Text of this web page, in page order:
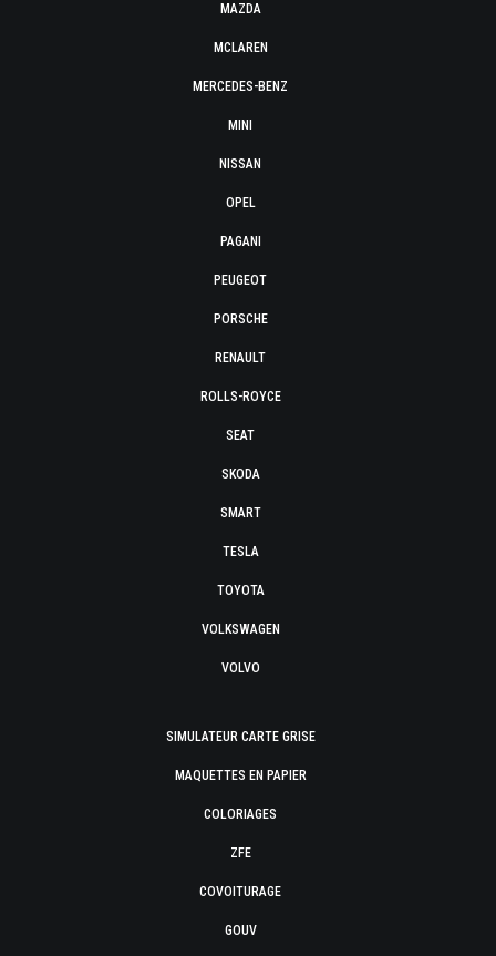
MAZDA
MCLAREN
MERCEDES-BENZ
MINI
NISSAN
OPEL
PAGANI
PEUGEOT
PORSCHE
RENAULT
ROLLS-ROYCE
SEAT
SKODA
SMART
TESLA
TOYOTA
VOLKSWAGEN
VOLVO
SIMULATEUR CARTE GRISE
MAQUETTES EN PAPIER
COLORIAGES
ZFE
COVOITURAGE
GOUV